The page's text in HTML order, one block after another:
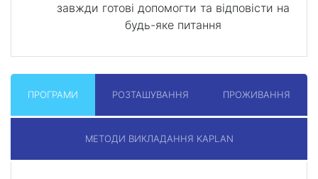
завжди готові допомогти та відповісти на
будь-яке питання
ПРОГРАМИ РОЗТАШУВАННЯ ПРОЖИВАННЯ
МЕТОДИ ВИКЛАДАННЯ KAPLAN